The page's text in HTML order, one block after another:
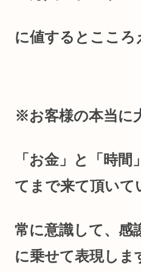
に値するとこころ
※お客様の本当に
「お金」と「時
てまで来て頂いて
常に意識して、感
に乗せて表現しま